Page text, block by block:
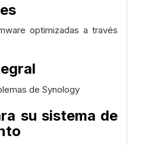
optimizadas a través
de Synology
su sistema de